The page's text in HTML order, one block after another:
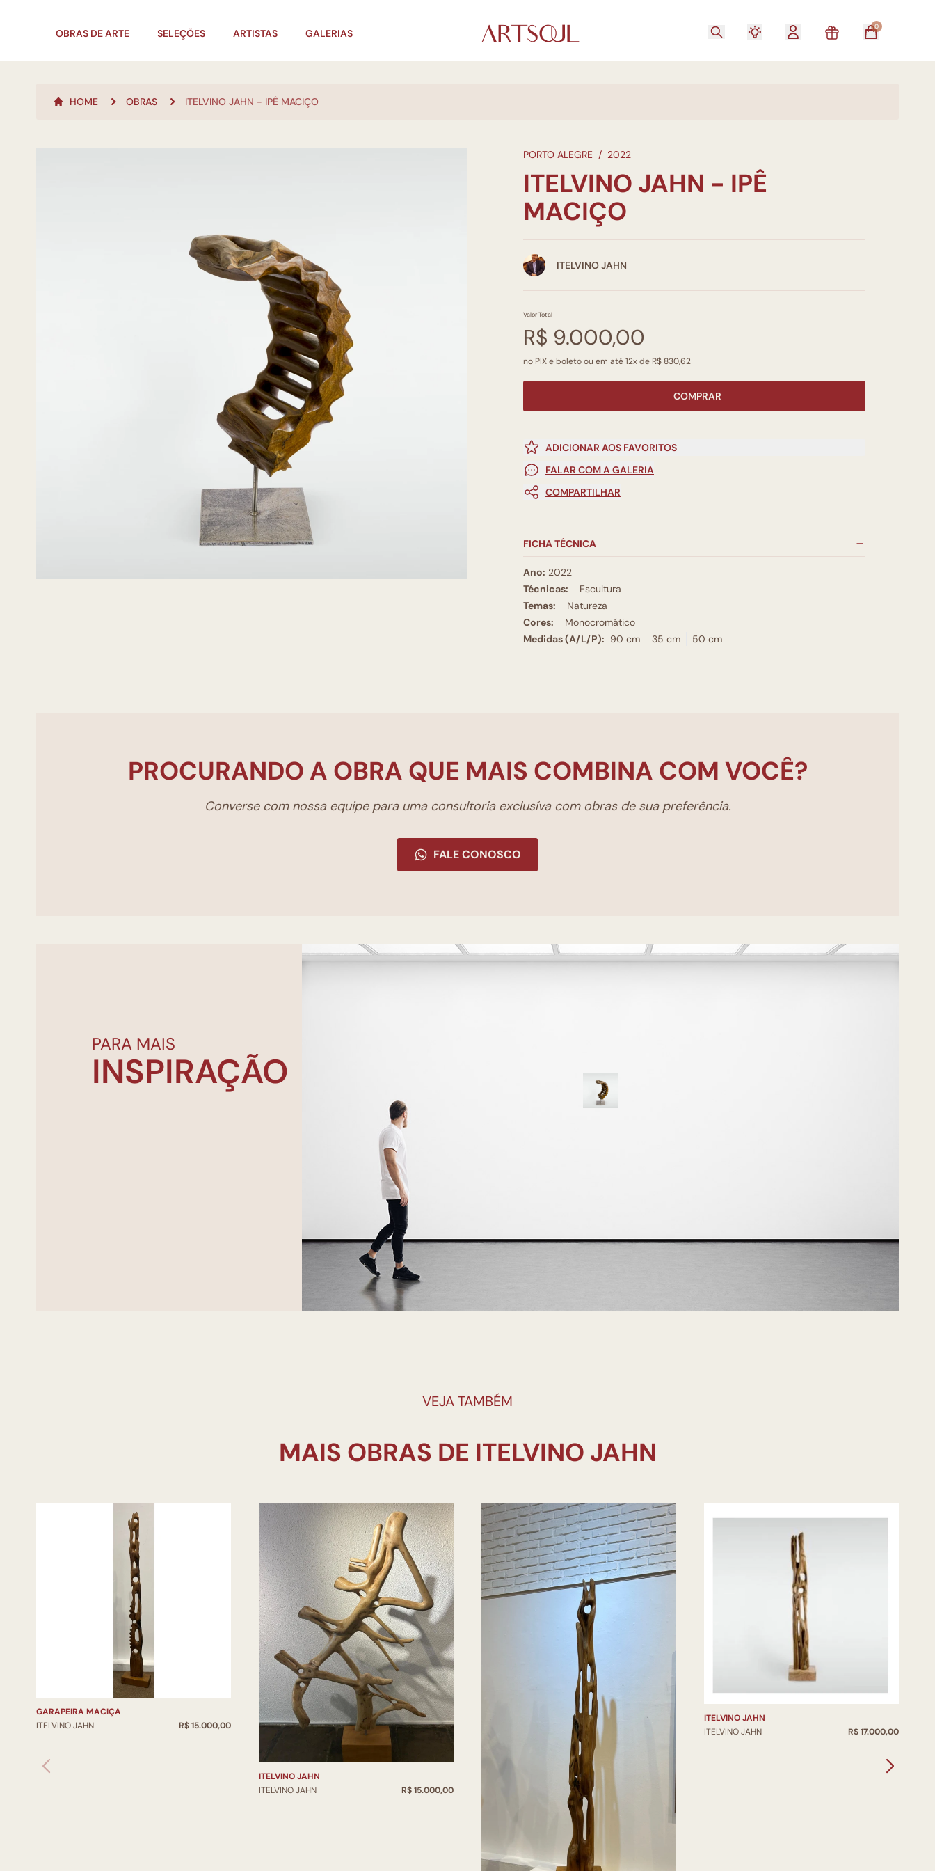
OBRAS DE ARTE SELEÇÕES ARTISTAS GALERIAS
0
HOME OBRAS ITELVINO JAHN - IPÊ MACIÇO
PORTO ALEGRE / 2022
ITELVINO JAHN - IPÊ
MACIÇO
ITELVINO JAHN
Valor Total
R$ 9.000,00
no PIX e boleto ou em até 12x de R$ 830,62
COMPRAR
ADICIONAR AOS FAVORITOS
FALAR COM A GALERIA
COMPARTILHAR
FICHA TÉCNICA
Ano: 2022
Técnicas:
Escultura
Temas:
Natureza
Cores:
Monocromático
Medidas (A/L/P): 90 cm 35 cm 50 cm
PROCURANDO A OBRA QUE MAIS COMBINA COM VOCÊ?
Converse com nossa equipe para uma consultoria exclusíva com obras de sua preferência.
FALE CONOSCO
PARA MAIS
INSPIRAÇÃO
VEJA TAMBÉM
GARAPEIRA MACIÇA
ITELVINO JAHN
R$ 15.000,00
ITELVINO JAHN
ITELVINO JAHN
R$ 15.000,00
ITELVINO JAHN
ITELVINO JAHN
R$ 17.000,00